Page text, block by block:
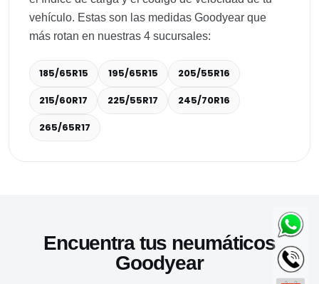
vehículo. Estas son las medidas Goodyear que
más rotan en nuestras 4 sucursales:
185/65R15 195/65R15
205/55R16
215/60R17
225/55R17
245/70R16
265/65R17
Encuentra tus neumáticos
Goodyear